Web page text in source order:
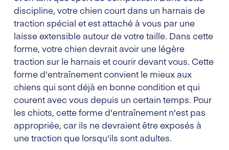
discipline, votre chien court dans un harnais de
traction spécial et est attaché à vous par une
laisse extensible autour de votre taille. Dans cette
forme, votre chien devrait avoir une légère
traction sur le harnais et courir devant vous. Cette
forme d'entraînement convient le mieux aux
chiens qui sont déjà en bonne condition et qui
courent avec vous depuis un certain temps. Pour
les chiots, cette forme d'entraînement n'est pas
appropriée, car ils ne devraient être exposés à
une traction que lorsqu'ils sont adultes.